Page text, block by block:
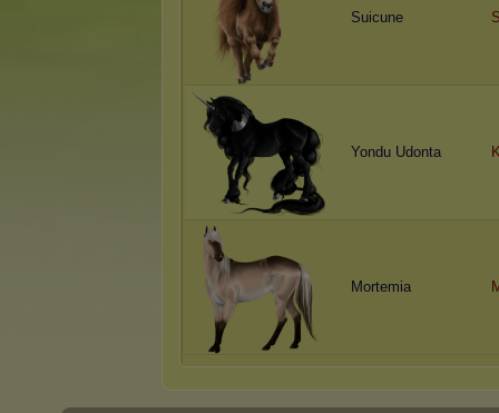
Suicune
Yondu Udonta
Mortemia